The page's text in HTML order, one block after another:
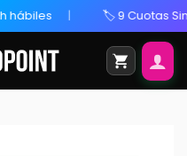
🏷️ 9 Cuotas Sin Interés